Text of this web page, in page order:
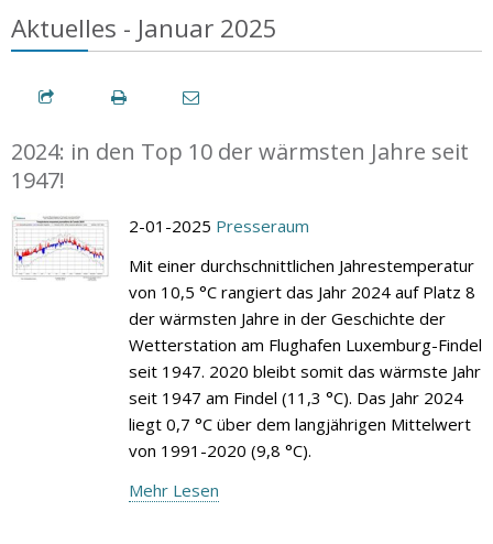
Aktuelles - Januar 2025
2024: in den Top 10 der wärmsten Jahre seit
1947!
2-01-2025 Presseraum
Mit einer durchschnittlichen Jahrestemperatur
von 10,5 °C rangiert das Jahr 2024 auf Platz 8
der wärmsten Jahre in der Geschichte der
Wetterstation am Flughafen Luxemburg-Findel
seit 1947. 2020 bleibt somit das wärmste Jahr
seit 1947 am Findel (11,3 °C). Das Jahr 2024
liegt 0,7 °C über dem langjährigen Mittelwert
von 1991-2020 (9,8 °C).
Mehr Lesen